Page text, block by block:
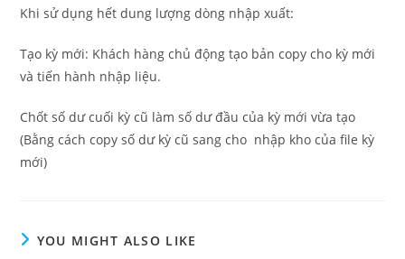
Khi sử dụng hết dung lượng dòng nhập xuất:
Tạo kỳ mới: Khách hàng chủ động tạo bản copy cho kỳ mới
và tiến hành nhập liệu.
Chốt số dư cuối kỳ cũ làm số dư đầu của kỳ mới vừa tạo
(Bằng cách copy số dư kỳ cũ sang cho nhập kho của file kỳ
mới)
YOU MIGHT ALSO LIKE